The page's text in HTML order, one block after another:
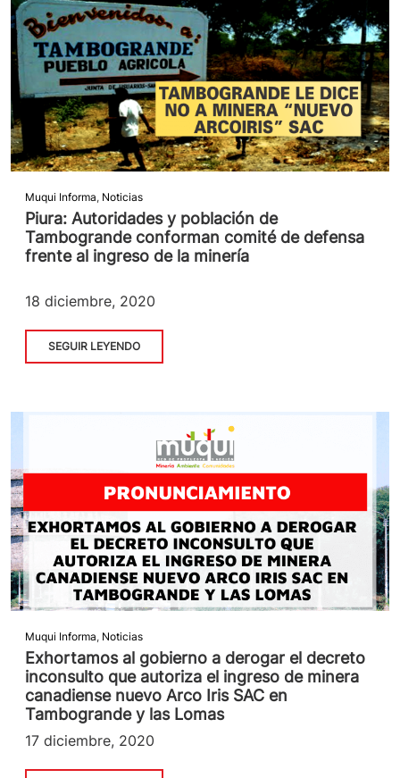
Muqui Informa, Noticias
Piura: Autoridades y población de
Tambogrande conforman comité de defensa
frente al ingreso de la minería
18 diciembre, 2020
SEGUIR LEYENDO
Muqui Informa, Noticias
Exhortamos al gobierno a derogar el decreto
inconsulto que autoriza el ingreso de minera
canadiense nuevo Arco Iris SAC en
Tambogrande y las Lomas
17 diciembre, 2020